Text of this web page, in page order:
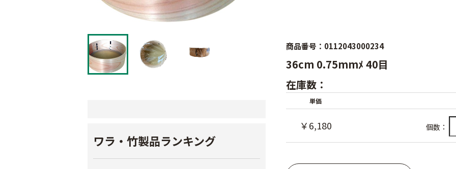
ワラ・竹製品ランキング
商品番号：0112043000234
36cm 0.75mmﾒ 40目
在庫数：
単価
￥6,180 個数：